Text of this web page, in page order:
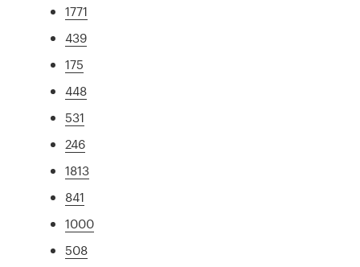
1771
439
175
448
531
246
1813
841
1000
508